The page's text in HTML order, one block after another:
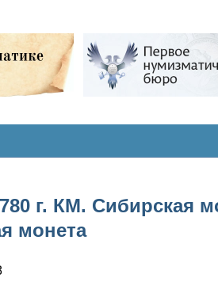
г. КМ. Сибирская
монета